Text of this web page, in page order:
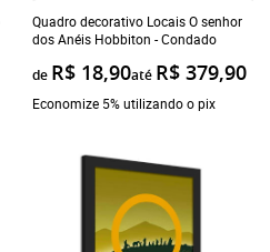
Quadro decorativo Locais O senhor
dos Anéis Hobbiton - Condado
de R$ 18,90até R$ 379,90
Economize 5% utilizando o pix